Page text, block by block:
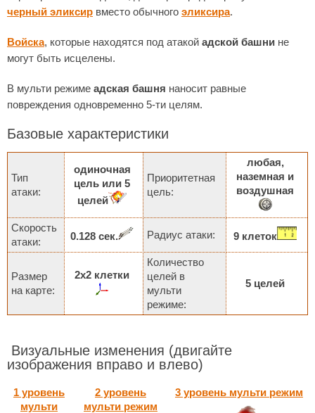
черный эликсир вместо обычного эликсира.
Войска, которые находятся под атакой адской башни не
могут быть исцелены.
В мульти режиме адская башня наносит равные
повреждения одновременно 5-ти целям.
Базовые характеристики
Тип
атаки:
одиночная
цель или 5
целей
Приоритетная
цель:
любая,
наземная и
воздушная
Скорость
атаки:
0.128 сек. Радиус атаки: 9 клеток
Размер
на карте:
2х2 клетки
Количество
целей в
мульти
режиме:
5 целей
Визуальные изменения (двигайте
изображения вправо и влево)
1 уровень
мульти
2 уровень
мульти режим
3 уровень мульти режим